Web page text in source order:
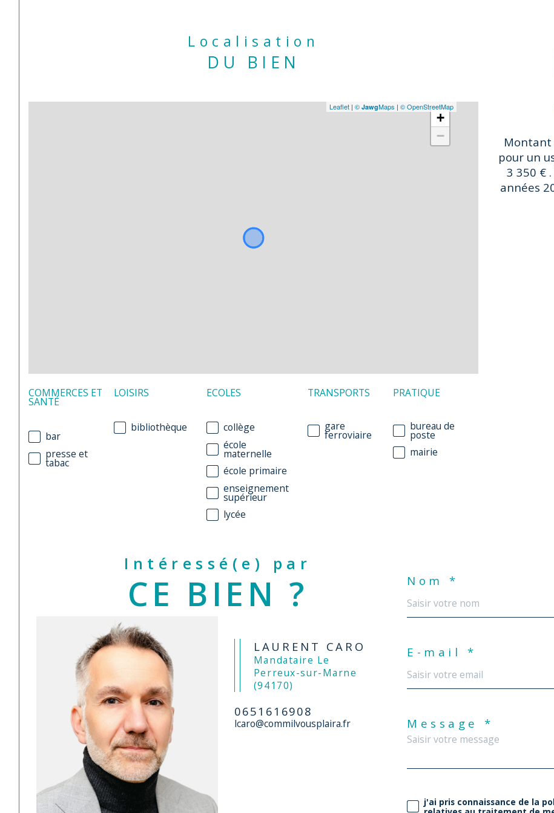
Localisation
DU BIEN
+
−
Leaflet |©JawgMaps |© OpenStreetMap
COMMERCES ET
SANTÉ
bar
presse et
tabac
LOISIRS
bibliothèque
ECOLES
collège
école
maternelle
école primaire
enseignement
supérieur
lycée
TRANSPORTS
gare
ferroviaire
PRATIQUE
bureau de
poste
mairie
Montant
pour un
3 350 €
années
Intéressé(e) par
CE BIEN ?
LAURENT CARO
Mandataire Le
Perreux-sur-Marne
(94170)
0651616908
lcaro@commilvousplaira.fr
Nom *
E-mail *
Message *
j'ai pris connaissance de la